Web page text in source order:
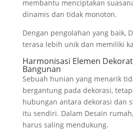
membantu menciptakan
dinamis dan tidak monoton.
Dengan pengolahan yang baik,
terasa lebih unik dan memiliki
Harmonisasi Elemen
Bangunan
Sebuah hunian yang menarik
bergantung pada dekorasi,
hubungan antara dekorasi dan
itu sendiri. Dalam Desain
harus saling mendukung.